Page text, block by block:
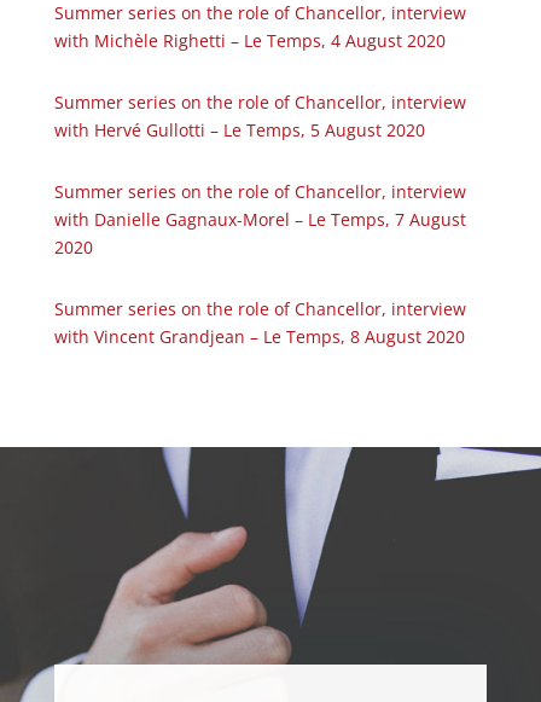
Summer series on the role of Chancellor, interview
with Michèle Righetti – Le Temps, 4 August 2020
Summer series on the role of Chancellor, interview
with Hervé Gullotti – Le Temps, 5 August 2020
Summer series on the role of Chancellor, interview
with Danielle Gagnaux-Morel – Le Temps, 7 August
2020
Summer series on the role of Chancellor, interview
with Vincent Grandjean – Le Temps, 8 August 2020